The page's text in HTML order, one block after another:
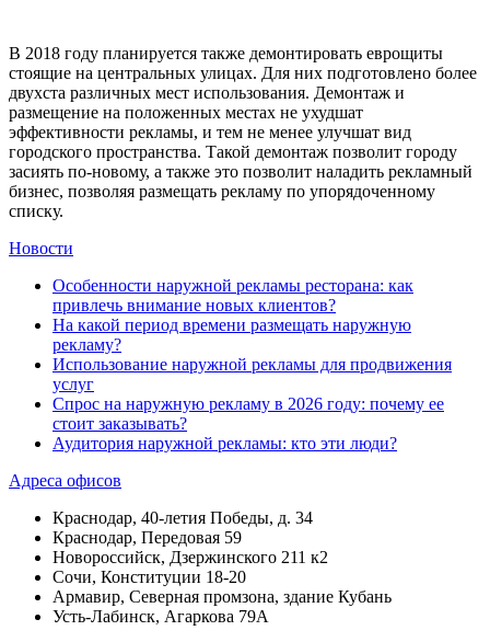
В 2018 году планируется также демонтировать еврощиты
стоящие на центральных улицах. Для них подготовлено более
двухста различных мест использования. Демонтаж и
размещение на положенных местах не ухудшат
эффективности рекламы, и тем не менее улучшат вид
городского пространства. Такой демонтаж позволит городу
засиять по-новому, а также это позволит наладить рекламный
бизнес, позволяя размещать рекламу по упорядоченному
списку.
Новости
Особенности наружной рекламы ресторана: как
привлечь внимание новых клиентов?
На какой период времени размещать наружную
рекламу?
Использование наружной рекламы для продвижения
услуг
Спрос на наружную рекламу в 2026 году: почему ее
стоит заказывать?
Аудитория наружной рекламы: кто эти люди?
Адреса офисов
Краснодар, 40-летия Победы, д. 34
Краснодар, Передовая 59
Новороссийск, Дзержинского 211 к2
Сочи, Конституции 18-20
Армавир, Северная промзона, здание Кубань
Усть-Лабинск, Агаркова 79А